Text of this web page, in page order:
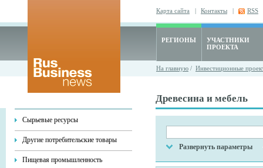
Карта сайта | Контакты | RSS
РЕГИОНЫ
УЧАСТНИКИ
ПРОЕКТА
На главную / Инвестиционные
Сырьевые ресурсы
Другие потребительские товары
Пищевая промышленность
Древесина и мебель
Развернуть параметры